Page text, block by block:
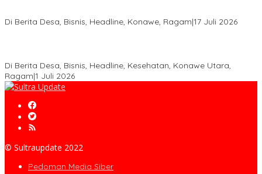
Di Berita Desa, Bisnis, Headline, Konawe, Ragam|17 Juli 2026
Di Berita Desa, Bisnis, Headline, Kesehatan, Konawe Utara,
Ragam|1 Juli 2026
© Sultraupdate 2022
Pedoman Media Siber